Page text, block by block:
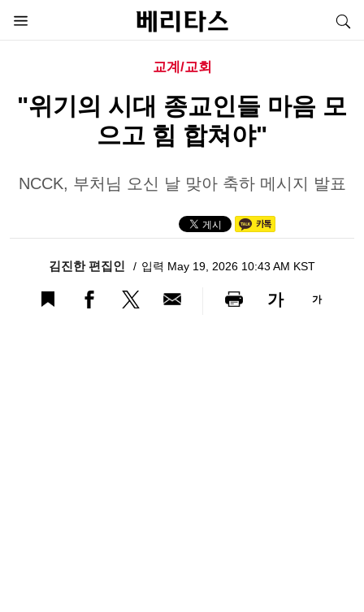
교계/교회
"위기의 시대 종교인들 마음 모
으고 힘 합쳐야"
NCCK, 부처님 오신 날 맞아 축하 메시지 발표
김진한 편집인 입력 May 19, 2026 10:43 AM KST
가 가